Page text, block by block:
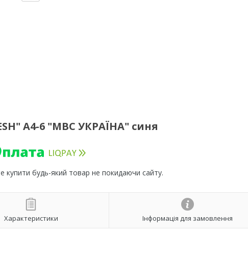
A4-6 "МВС УКРАЇНА" синя
купити будь-який товар не покидаючи сайту.
Характеристики Інформація для замовлення